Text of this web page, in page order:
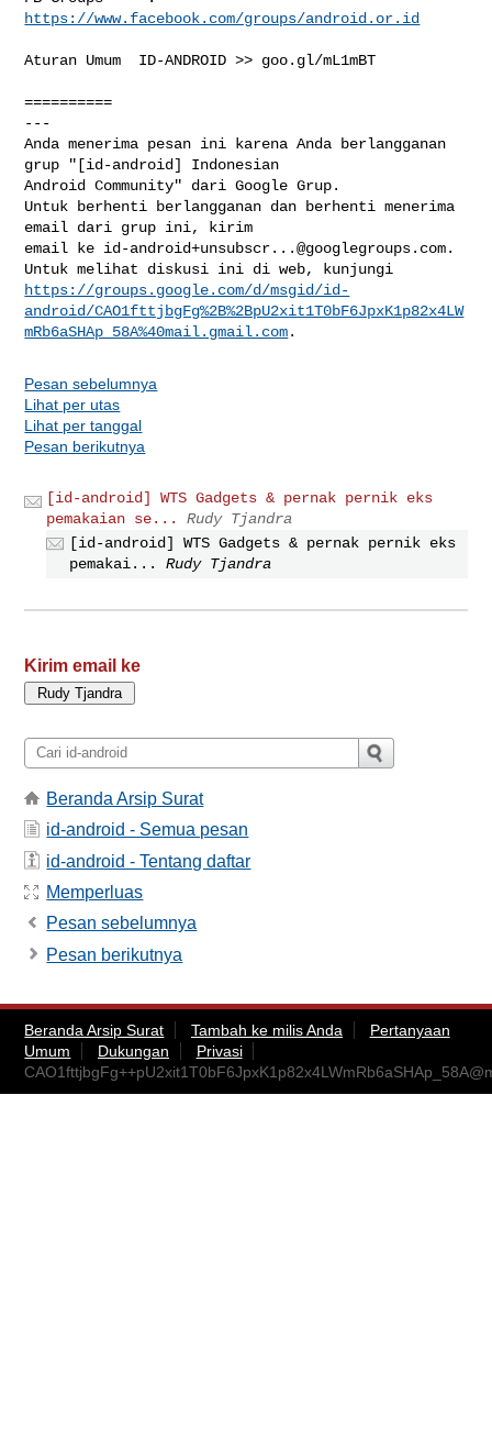
https://www.facebook.com/groups/android.or.id
Aturan Umum  ID-ANDROID >> goo.gl/mL1mBT
==========
---
Anda menerima pesan ini karena Anda berlangganan
grup "[id-android] Indonesian
Android Community" dari Google Grup.
Untuk berhenti berlangganan dan berhenti menerima
email dari grup ini, kirim
email ke id-android+unsubscr...@googlegroups.com.
https://groups.google.com/d/msgid/id-
android/CAO1fttjbgFg%2B%2BpU2xit1T0bF6JpxK1p82x4LW
mRb6aSHAp_58A%40mail.gmail.com
Pesan sebelumnya
Lihat per utas
Lihat per tanggal
Pesan berikutnya
[id-android] WTS Gadgets & pernak pernik eks
pemakaian se...
Rudy Tjandra
[id-android] WTS Gadgets & pernak pernik eks
pemakai...
Rudy Tjandra
Kirim email ke
Beranda Arsip Surat
id-android - Semua pesan
id-android - Tentang daftar
Memperluas
Pesan sebelumnya
Pesan berikutnya
Beranda Arsip Surat Tambah ke milis Anda
Pertanyaan
Umum
Dukungan
Privasi